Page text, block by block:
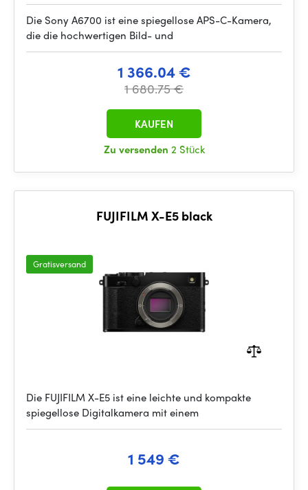
Die Sony A6700 ist eine spiegellose APS-C-Kamera,
die die hochwertigen Bild- und
1 366.04 €
1 680.75 €
Zu versenden 2 Stück
KAUFEN
FUJIFILM X-E5 black
Gratisversand
Die FUJIFILM X-E5 ist eine leichte und kompakte
spiegellose Digitalkamera mit einem
1 549 €